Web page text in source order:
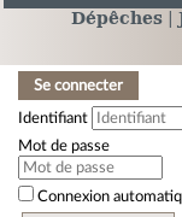
Dépêches
Se connecter
Identifiant
Mot de passe
Connexion